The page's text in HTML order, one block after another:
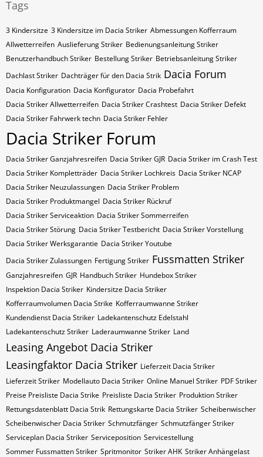
Tags
3 Kindersitze 3 Kindersitze im Dacia Striker Abmessungen Kofferraum
Allwetterreifen Auslieferung Striker Bedienungsanleitung Striker
Benutzerhandbuch Striker Bestellung Striker Betriebsanleitung Striker
Dachlast Striker Dachträger für den Dacia Strik Dacia Forum
Dacia Konfiguration Dacia Konfigurator Dacia Probefahrt
Dacia Striker Allwetterreifen Dacia Striker Crashtest Dacia Striker Defekt
Dacia Striker Fahrwerk techn Dacia Striker Fehler
Dacia Striker Forum
Dacia Striker Ganzjahresreifen Dacia Striker GJR Dacia Striker im Crash Test
Dacia Striker Kompletträder Dacia Striker Lochkreis Dacia Striker NCAP
Dacia Striker Neuzulassungen Dacia Striker Problem
Dacia Striker Produktmangel Dacia Striker Rückruf
Dacia Striker Serviceaktion Dacia Striker Sommerreifen
Dacia Striker Störung Dacia Striker Testbericht Dacia Striker Vorstellung
Dacia Striker Werksgarantie Dacia Striker Youtube
Dacia Striker Zulassungen Fertigung Striker Fussmatten Striker
Ganzjahresreifen GJR Handbuch Striker Hundebox Striker
Inspektion Dacia Striker Kindersitze Dacia Striker
Kofferraumvolumen Dacia Strike Kofferraumwanne Striker
Kundendienst Dacia Striker Ladekantenschutz Edelstahl
Ladekantenschutz Striker Laderaumwanne Striker Land
Leasing Angebot Dacia Striker
Leasingfaktor Dacia Striker Lieferzeit Dacia Striker
Lieferzeit Striker Modellauto Dacia Striker Online Manuel Striker PDF Striker
Preise Preisliste Dacia Strike Preisliste Dacia Striker Produktion Striker
Rettungsdatenblatt Dacia Strik Rettungskarte Dacia Striker Scheibenwischer
Scheibenwischer Dacia​ Striker Schmutzfänger Schmutzfänger Striker
Serviceplan Dacia Striker Serviceposition Servicestellung
Sommer Fussmatten Striker Spritmonitor Striker AHK Striker Anhängelast